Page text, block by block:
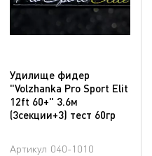
Удилище фидер
"Volzhanka Pro Sport Elit
12ft 60+" 3.6м
(3секции+3) тест 60гр
Артикул 040-1010